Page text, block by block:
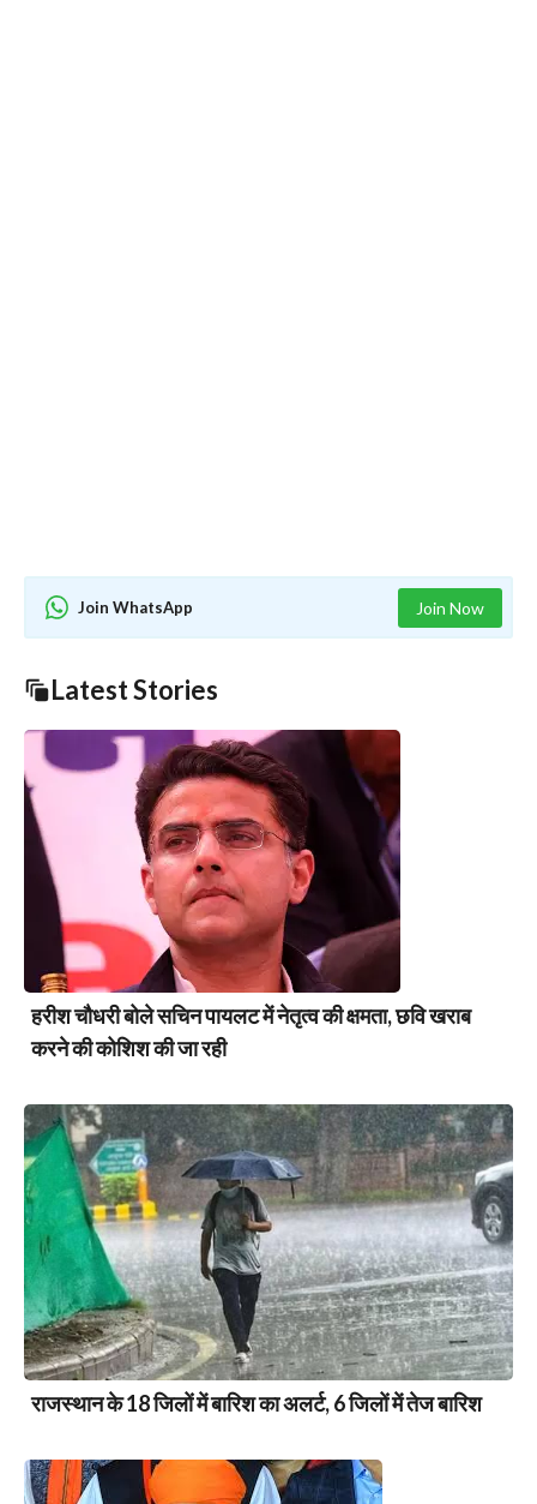
Join WhatsApp Join Now
Latest Stories
हरीश चौधरी बोले सचिन पायलट में नेतृत्व की क्षमता, छवि खराब
करने की कोशिश की जा रही
राजस्थान के 18 जिलों में बारिश का अलर्ट, 6 जिलों में तेज बारिश